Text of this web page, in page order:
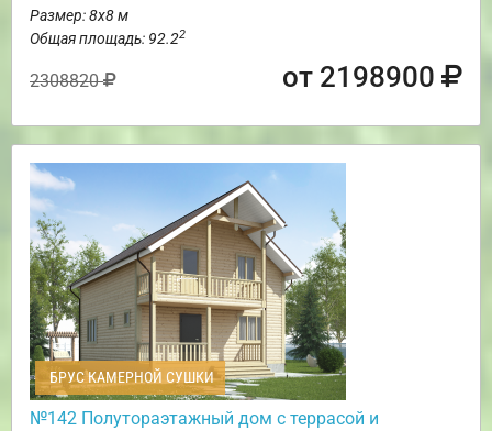
Размер: 8х8 м
Общая площадь: 92.22
2308820 от 2198900
БРУС КАМЕРНОЙ СУШКИ
№142 Полутораэтажный дом с террасой и